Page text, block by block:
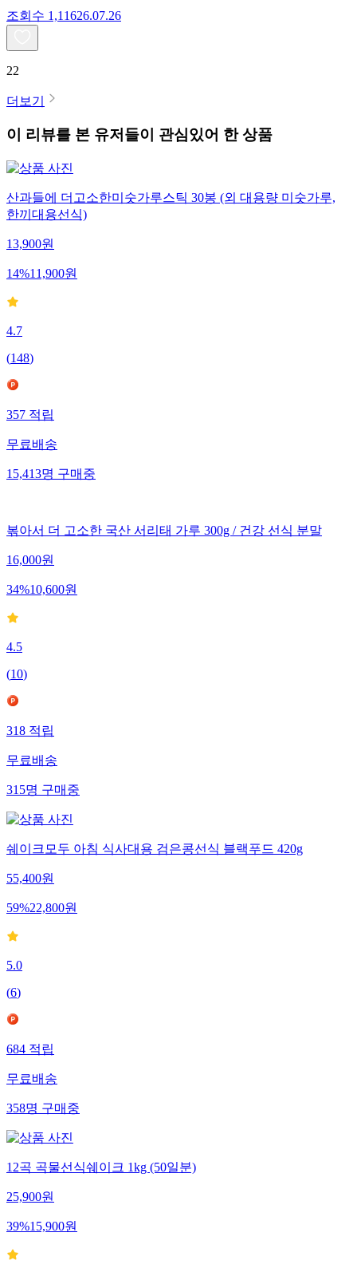
조회수 1,11626.07.26
22
더보기
이 리뷰를 본 유저들이 관심있어 한 상품
산과들에 더고소한미숫가루스틱 30봉 (외 대용량 미숫가루,
한끼대용선식)
13,900원
14%11,900원
4.7
(148)
357 적립
무료배송
15,413명 구매중
볶아서 더 고소한 국산 서리태 가루 300g / 건강 선식 분말
16,000원
34%10,600원
4.5
(10)
318 적립
무료배송
315명 구매중
쉐이크모두 아침 식사대용 검은콩선식 블랙푸드 420g
55,400원
59%22,800원
5.0
(6)
684 적립
무료배송
358명 구매중
12곡 곡물선식쉐이크 1kg (50일분)
25,900원
39%15,900원